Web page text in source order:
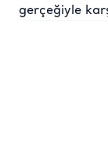
gerçeğiyle
gerisinde
çalışmak
son